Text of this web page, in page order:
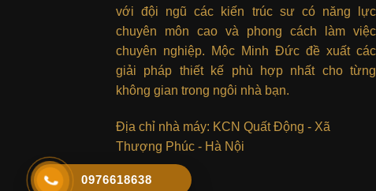
với đội ngũ các kiến trúc sư có năng lực
chuyên môn cao và phong cách làm việc
chuyên nghiệp. Mộc Minh Đức đề xuất các
giải pháp thiết kế phù hợp nhất cho từng
không gian trong ngôi nhà bạn.
Địa chỉ nhà máy: KCN Quất Động - Xã
Thượng Phúc - Hà Nội
0976618638